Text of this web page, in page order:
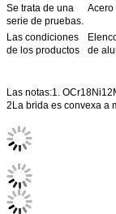
Se trata de una
serie de pruebas.
Acero
Las condiciones
de los productos
de
Las notas:1.
2La brida es convexa a